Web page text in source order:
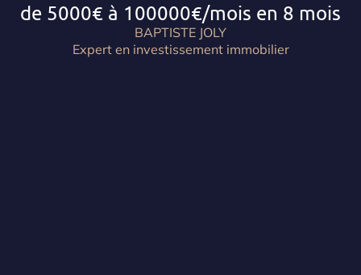
de 5000€ à 100000€/mois en 8 mois
BAPTISTE JOLY
Expert en investissement immobilier